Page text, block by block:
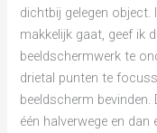
dichtbij gelegen
makkelijk gaat, geef ik
beeldschermwerk te
drietal punten te
beeldscherm
één halverwege en